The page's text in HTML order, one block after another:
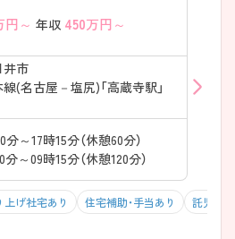
能 ・多職種との連携を日常的に経験でき
を身につけたい方におすすめです
全体で地域医療を支えていま
療と介護を横断した関わりがで
介護サービスを法人内で展開 ・退院後の生
域住民の暮らしに寄り添う医療を大切に
医療」を実感しながら働けます
円～ 年収 450万円～
井市
(名古屋－塩尻)「高蔵寺駅」
～17時15分（休憩60分）
～09時15分（休憩120分）
上げ社宅あり 住宅補助・手当あり 託児所